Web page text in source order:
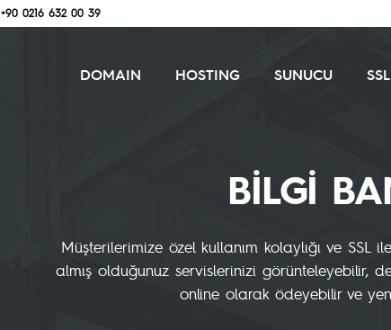
+90 0216 632 00 39
DOMAIN HOSTING SUNUCU SSL
BİLGİ
Müşterilerimize özel kullanım kolaylığı ve SSL
almış olduğunuz servislerinizi görünteleyebilir,
online olarak ödeyebilir ve